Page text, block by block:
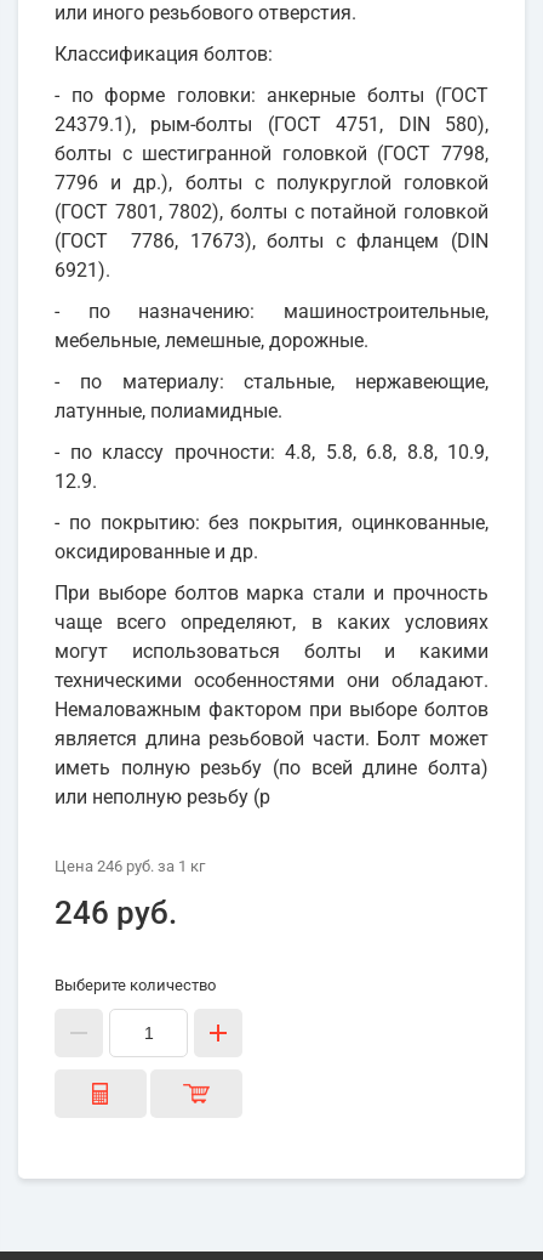
или иного резьбового отверстия.
Классификация болтов:
- по форме головки: анкерные болты (ГОСТ
24379.1), рым-болты (ГОСТ 4751, DIN 580),
болты с шестигранной головкой (ГОСТ 7798,
7796 и др.), болты с полукруглой головкой
(ГОСТ 7801, 7802), болты с потайной головкой
(ГОСТ 7786, 17673), болты с фланцем (DIN
6921).
- по назначению: машиностроительные,
мебельные, лемешные, дорожные.
- по материалу: стальные, нержавеющие,
латунные, полиамидные.
- по классу прочности: 4.8, 5.8, 6.8, 8.8, 10.9,
12.9.
- по покрытию: без покрытия, оцинкованные,
оксидированные и др.
При выборе болтов марка стали и прочность
чаще всего определяют, в каких условиях
могут использоваться болты и какими
техническими особенностями они обладают.
Немаловажным фактором при выборе болтов
является длина резьбовой части. Болт может
иметь полную резьбу (по всей длине болта)
или неполную резьбу (р
Цена 246 руб. за 1 кг
246 руб.
Выберите количество